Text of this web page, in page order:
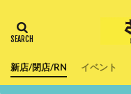
新店/閉店/RN イベント